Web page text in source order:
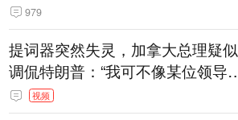
979
提词器突然失灵，加拿大总理疑似
调侃特朗普：“我可不像某位领导
人，把这当成一场阴谋”，全场哄笑
视频